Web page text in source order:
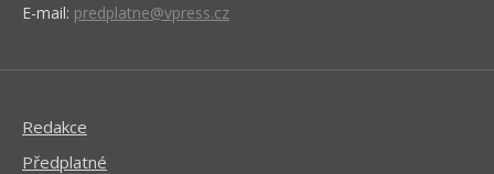
E-mail: predplatne@vpress.cz
Redakce
Předplatné